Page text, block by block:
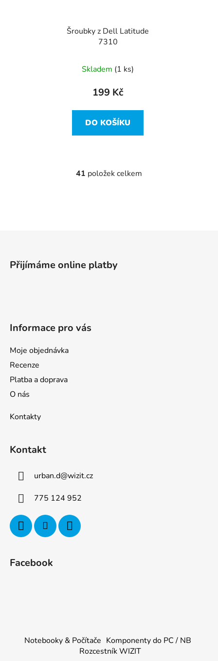
Šroubky z Dell Latitude
7310
Skladem (1 ks)
199 Kč
DO KOŠÍKU
O
p
41 položek celkem
Přijímáme online platby
Informace pro vás
Moje objednávka
Recenze
Platba a doprava
O nás
Kontakty
Kontakt
urban.d@wizit.cz
775 124 952
Facebook
Notebooky & Počítače Komponenty do PC / NB
Rozcestník WIZIT